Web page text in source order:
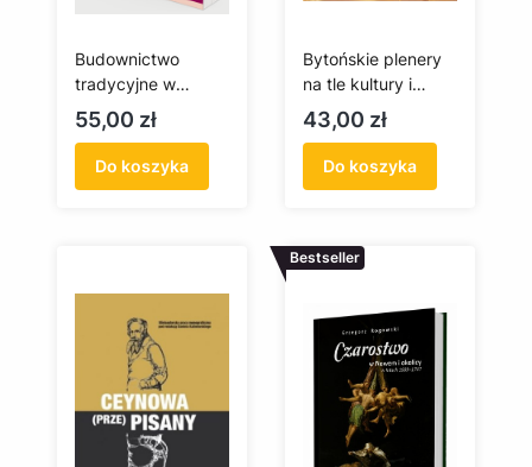
Budownictwo
tradycyjne w
powiatach
bytowskim i
chojnickim
Cena
55,00 zł
Do koszyka
Bytońskie plenery
na tle kultury i
sztuki ludowej
Kociewia
Cena
43,00 zł
Do koszyka
Bestseller